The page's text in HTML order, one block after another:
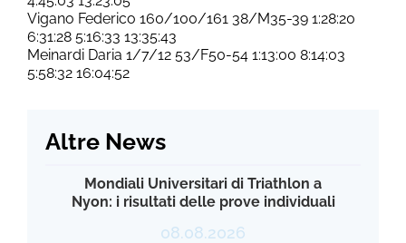
Vigano Federico 160/100/161 38/M35-39 1:28:20
6:31:28 5:16:33 13:35:43
Meinardi Daria 1/7/12 53/F50-54 1:13:00 8:14:03
5:58:32 16:04:52
Altre News
Mondiali Universitari di Triathlon a
Nyon: i risultati delle prove individuali
08.08.2026